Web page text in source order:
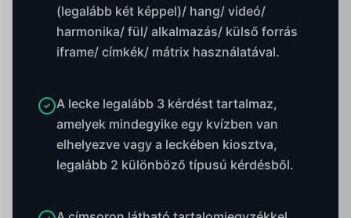
(legalább két képpel)/ hang/ videó/
harmonika/ fül/ alkalmazás/ külső forrás
iframe/ címkék/ mátrix használatával.
A lecke legalább 3 kérdést tartalmaz,
amelyek mindegyike egy kvízben van
elhelyezve vagy a leckében kiosztva,
legalább 2 különböző típusú kérdésből.